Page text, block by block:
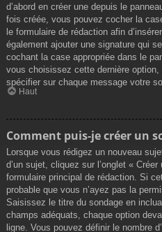
d’abord en créer une depuis le
fois créée, vous pouvez cocher la
le formulaire de rédaction afin
également ajouter une signature qui
cochant la case appropriée dans le
vous choisissez cette dernière
spécifier sur chaque message votre
Haut
Comment puis-je créer un
Lorsque vous rédigez un nouveau
d’un sujet, cliquez sur l’onglet «
formulaire principal de rédaction. Si
probable que vous n’ayez pas la
Saisissez le titre du sondage en
champs adéquats, chaque option
ligne. Vous pouvez définir le nombre